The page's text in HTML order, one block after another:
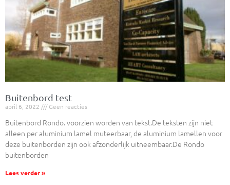
Buitenbord test
april 6, 2022 Geen reacties
Buitenbord Rondo. voorzien worden van tekst.De teksten zijn niet
alleen per aluminium lamel muteerbaar, de aluminium lamellen voor
deze buitenborden zijn ook afzonderlijk uitneembaar.De Rondo
buitenborden
Lees verder »